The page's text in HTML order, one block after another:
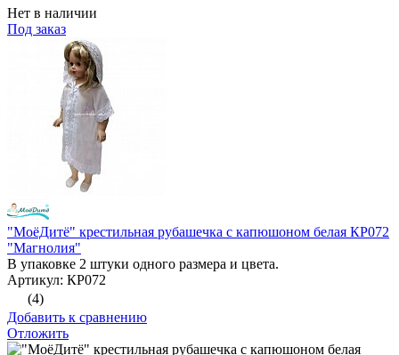
Нет в наличии
Под заказ
"МоёДитё" крестильная рубашечка с капюшоном белая КР072
"Магнолия"
В упаковке 2 штуки одного размера и цвета.
Артикул: КР072
(4)
Добавить к сравнению
Отложить